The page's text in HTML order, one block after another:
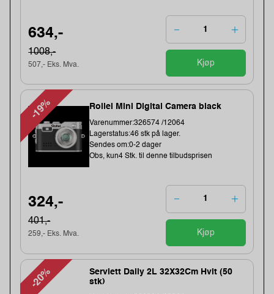
634,-
1008,-
507,- Eks. Mva. Kjøp
-19% Rollei Mini Digital Camera black
Varenummer:326574 /12064
Lagerstatus:46 stk på lager.
Sendes om:0-2 dager
Obs, kun4 Stk. til denne tilbudsprisen
324,-
401,-
259,- Eks. Mva. Kjøp
-20%
Serviett Daily 2L 32X32Cm Hvit (50
stk)